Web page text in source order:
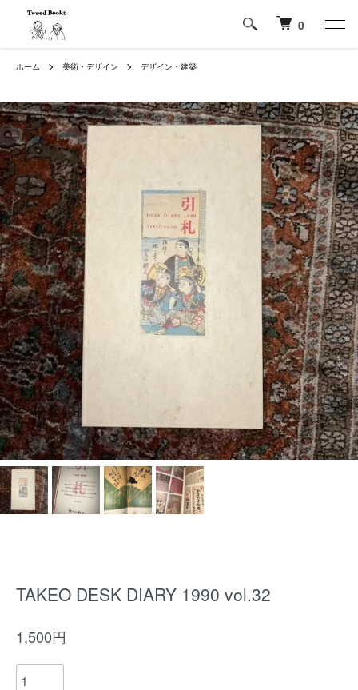
0
ホーム 美術・デザイン デザイン・建築
TAKEO DESK DIARY 1990 vol.32
1,500円